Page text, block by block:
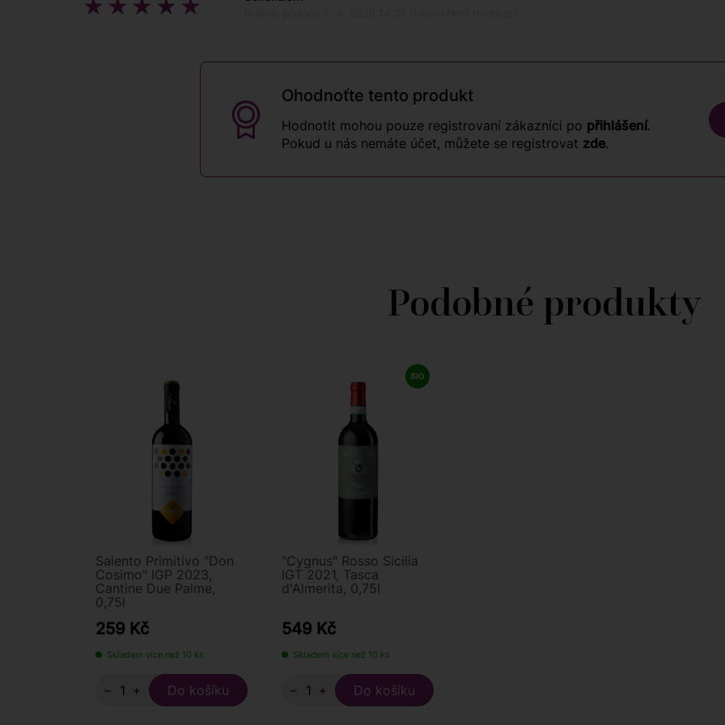
Ohodnoťte tento produkt
Hodnotit mohou pouze registrovaní zákazníci po přihlášení.
Pokud u nás nemáte účet, můžete se registrovat zde.
Podobné produkty
Salento Primitivo "Don
Cosimo" IGP 2023,
Cantine Due Palme,
0,75l
259 Kč
Skladem více než 10 ks
− +
"Cygnus" Rosso Sicilia
IGT 2021, Tasca
d'Almerita, 0,75l
549 Kč
Skladem více než 10 ks
− +